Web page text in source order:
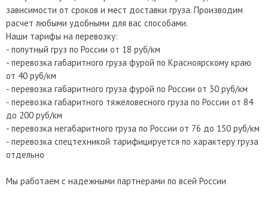
зависимости от сроков и мест доставки груза. Производим
расчет любыми удобными для вас способами.
Наши тарифы на перевозку:
- попутный груз по России от 18 руб/км
- перевозка габаритного груза фурой по Красноярскому краю
от 40 руб/км
- перевозка габаритного груза фурой по России от 30 руб/км
- перевозка габаритного тяжеловесного груза по России от 84
до 200 руб/км
- перевозка негабаритного груза по России от 76 до 150 руб/км
- перевозка спецтехникой тарифицируется по характеру груза
отдельно
Мы работаем с надежными партнерами по всей России